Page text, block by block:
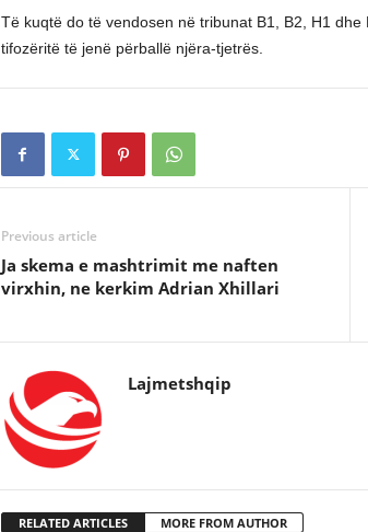
Të kuqtë do të vendosen në tribunat B1, B2, H1
tifozëritë të jenë përballë njëra-tjetrës.
Previous article
Ja skema e mashtrimit me naften
virxhin, ne kerkim Adrian Xhillari
Lajmetshqip
RELATED ARTICLES MORE FROM AUTHOR